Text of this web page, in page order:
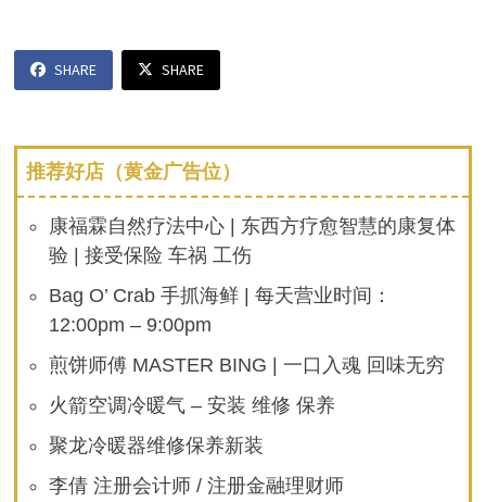
SHARE SHARE
推荐好店（黄金广告位）
康福霖自然疗法中心 | 东西方疗愈智慧的康复体
验 | 接受保险 车祸 工伤
Bag O’ Crab 手抓海鲜 | 每天营业时间：
12:00pm – 9:00pm
煎饼师傅 MASTER BING | 一口入魂 回味无穷
火箭空调冷暖气 – 安装 维修 保养
聚龙冷暖器维修保养新装
李倩 注册会计师 / 注册金融理财师